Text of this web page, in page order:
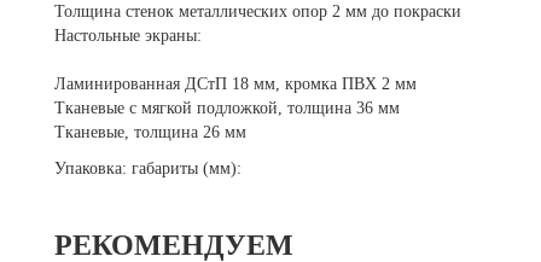
Толщина стенок металлических опор 2 мм до покраски
Настольные экраны:
Ламинированная ДСтП 18 мм, кромка ПВХ 2 мм
Тканевые с мягкой подложкой, толщина 36 мм
Тканевые, толщина 26 мм
Упаковка: габариты (мм):
РЕКОМЕНДУЕМ